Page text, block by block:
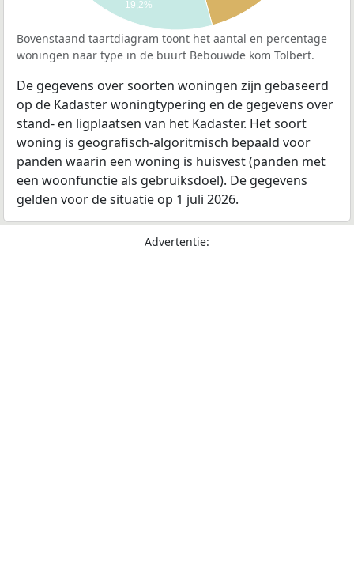
19,2%
Bovenstaand taartdiagram toont het aantal en percentage
woningen naar type in de buurt Bebouwde kom Tolbert.
De gegevens over soorten woningen zijn gebaseerd
op de Kadaster woningtypering en de gegevens over
stand- en ligplaatsen van het Kadaster. Het soort
woning is geografisch-algoritmisch bepaald voor
panden waarin een woning is huisvest (panden met
een woonfunctie als gebruiksdoel). De gegevens
gelden voor de situatie op 1 juli 2026.
Advertentie: